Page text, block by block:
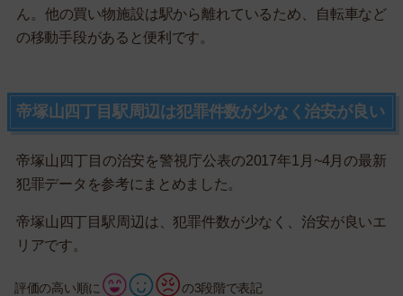
ん。他の買い物施設は駅から離れているため、自転車など
の移動手段があると便利です。
帝塚山四丁目駅周辺は犯罪件数が少なく治安が良い
帝塚山四丁目の治安を警視庁公表の2017年1月~4月の最新
犯罪データを参考にまとめました。
帝塚山四丁目駅周辺は、犯罪件数が少なく、治安が良いエ
リアです。
評価の高い順に の3段階で表記